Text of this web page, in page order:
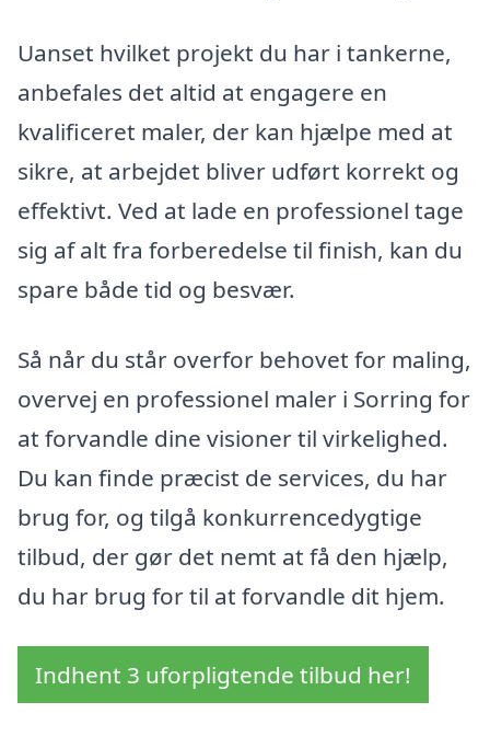
Uanset hvilket projekt du har i tankerne,
anbefales det altid at engagere en
kvalificeret maler, der kan hjælpe med at
sikre, at arbejdet bliver udført korrekt og
effektivt. Ved at lade en professionel tage
sig af alt fra forberedelse til finish, kan du
spare både tid og besvær.
Så når du står overfor behovet for maling,
overvej en professionel maler i Sorring for
at forvandle dine visioner til virkelighed.
Du kan finde præcist de services, du har
brug for, og tilgå konkurrencedygtige
tilbud, der gør det nemt at få den hjælp,
du har brug for til at forvandle dit hjem.
Indhent 3 uforpligtende tilbud her!